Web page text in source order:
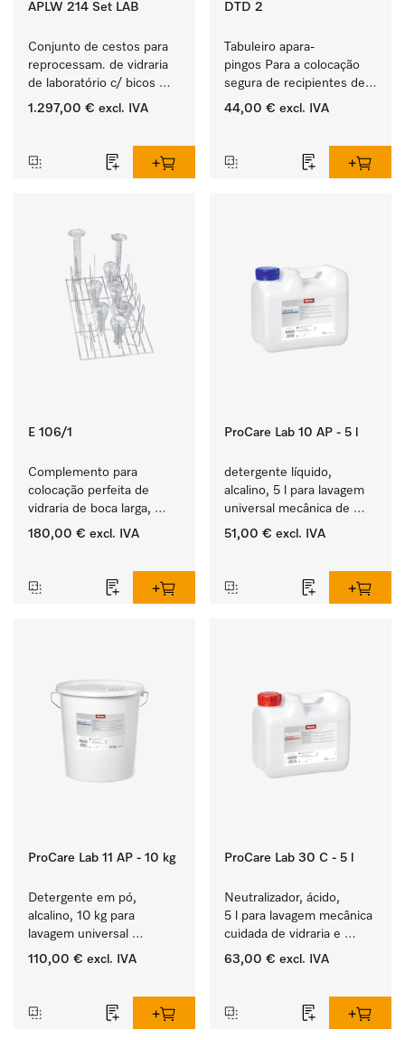
APLW 214 Set LAB
Conjunto de cestos para
reprocessam. de vidraria
de laboratório c/ bicos
injetores e complementos.
1.297,00 € excl. IVA
DTD 2
Tabuleiro apara-
pingos Para a colocação
segura de recipientes de
produtos ProCare.
44,00 € excl. IVA
E 106/1
Complemento para
colocação perfeita de
vidraria de boca larga,
provetas graduadas, etc.
180,00 € excl. IVA
ProCare Lab 10 AP - 5 l
detergente líquido,
alcalino, 5 l para lavagem
universal mecânica de
vidraria e utensílios de
51,00 € excl. IVA
ProCare Lab 11 AP - 10 kg
Detergente em pó,
alcalino, 10 kg para
lavagem universal
mecânica de vidraria e
110,00 € excl. IVA
ProCare Lab 30 C - 5 l
Neutralizador, ácido,
5 l para lavagem mecânica
cuidada de vidraria e
utensílios de laboratório.
63,00 € excl. IVA